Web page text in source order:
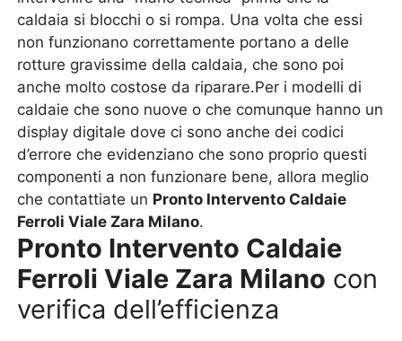
caldaia si blocchi o si rompa. Una volta che essi
non funzionano correttamente portano a delle
rotture gravissime della caldaia, che sono poi
anche molto costose da riparare.Per i modelli di
caldaie che sono nuove o che comunque hanno un
display digitale dove ci sono anche dei codici
d’errore che evidenziano che sono proprio questi
componenti a non funzionare bene, allora meglio
che contattiate un Pronto Intervento Caldaie
Ferroli Viale Zara Milano.
Pronto Intervento Caldaie
Ferroli Viale Zara Milano con
verifica dell’efficienza